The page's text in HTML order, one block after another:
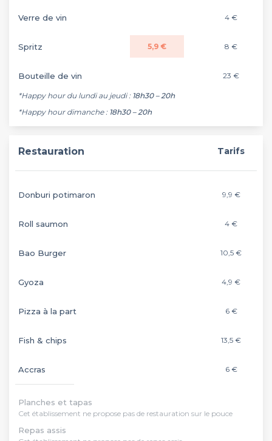
Verre de vin 4 €
Spritz 5,9 € 8 €
Bouteille de vin 23 €
*Happy hour du lundi au jeudi : 18h30 – 20h
*Happy hour dimanche : 18h30 – 20h
Restauration Tarifs
Donburi potimaron 9,9 €
Roll saumon 4 €
Bao Burger 10,5 €
Gyoza 4,9 €
Pizza à la part 6 €
Fish & chips 13,5 €
Accras 6 €
Planches et tapas
Cet établissement ne propose pas de restauration sur le pouce
Repas assis